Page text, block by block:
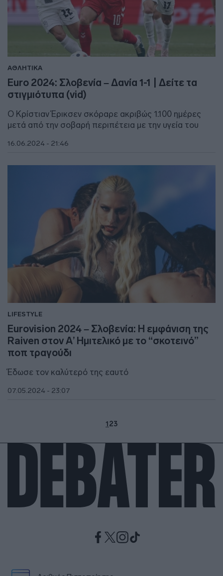
ΑΘΛΗΤΙΚΑ
Euro 2024: Σλοβενία – Δανία 1-1 | Δείτε τα
στιγμιότυπα (vid)
Ο Κρίστιαν Έρικσεν σκόραρε ακριβώς 1.100 ημέρες
μετά από την σοβαρή περιπέτεια με την υγεία του
16.06.2024 - 21:46
LIFESTYLE
Eurovision 2024 – Σλοβενία: Η εμφάνιση της
Raiven στον Α’ Ημιτελικό με το “σκοτεινό”
ποπ τραγούδι
Έδωσε τον καλύτερό της εαυτό
07.05.2024 - 23:07
123